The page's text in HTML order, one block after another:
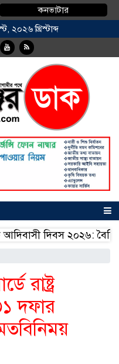
কনভাটার
খ্রিস্টাব্দ
দিবস ২০২৬: বৈচিত্র্যের
দিবস ২০২৬: বৈচিত্র্যের
রাষ্ট্র
দফার